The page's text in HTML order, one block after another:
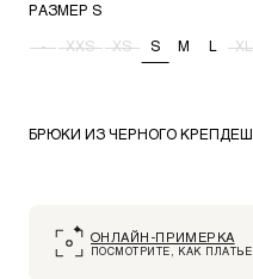
БРЮКИ ИЗ ЧЕРНОГО
ОНЛАЙН-ПРИМЕРКА
ПОСМОТРИТЕ, КАК
РАЗМЕР S
- XXS XS S M L XL